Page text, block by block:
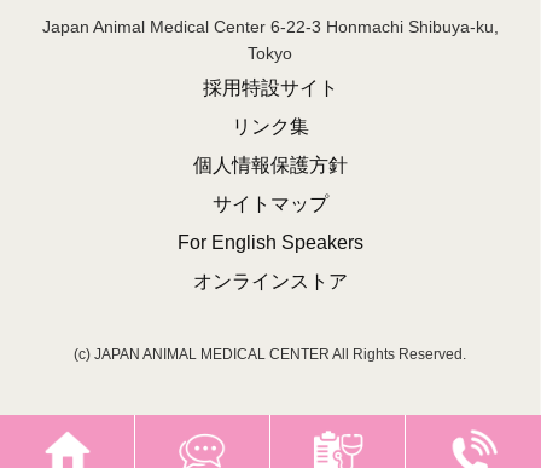
Japan Animal Medical Center 6-22-3 Honmachi Shibuya-ku,
Tokyo
採用特設サイト
リンク集
個人情報保護方針
サイトマップ
For English Speakers
オンラインストア
(c) JAPAN ANIMAL MEDICAL CENTER All Rights Reserved.